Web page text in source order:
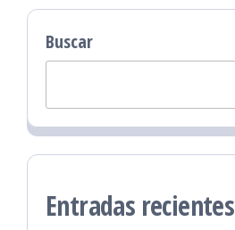
Buscar
Entradas recientes